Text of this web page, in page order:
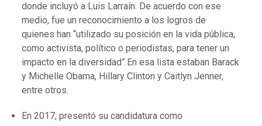
donde incluyó a Luis Larraín. De acuerdo con ese
medio, fue un reconocimiento a los logros de
quienes han “utilizado su posición en la vida pública,
como activista, político o periodistas, para tener un
impacto en la diversidad”.En esa lista estaban Barack
y Michelle Obama, Hillary Clinton y Caitlyn Jenner,
entre otros.
En 2017, presentó su candidatura como